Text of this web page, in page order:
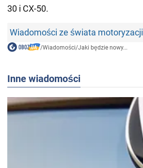
30 i CX-50.
Wiadomości ze świata motoryzacji
/Wiadomości/Jaki będzie nowy...
Inne wiadomości